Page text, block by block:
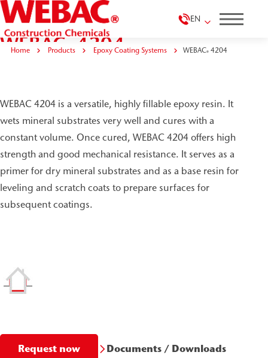
EN
Home Products Epoxy Coating Systems WEBAC®4204
WEBAC®4204
WEBAC 4204 is a versatile, highly fillable epoxy resin. It
wets mineral substrates very well and cures with a
constant volume. Once cured, WEBAC 4204 offers high
strength and good mechanical resistance. It serves as a
primer for dry mineral substrates and as a base resin for
leveling and scratch coats to prepare surfaces for
subsequent coatings.
Request now Documents / Downloads